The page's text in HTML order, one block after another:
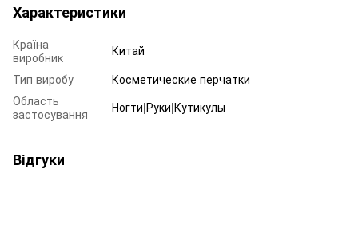
Характеристики
Країна
виробник
Китай
Тип виробу
Косметические перчатки
Область
застосування
Ногти|Руки|Кутикулы
Відгуки